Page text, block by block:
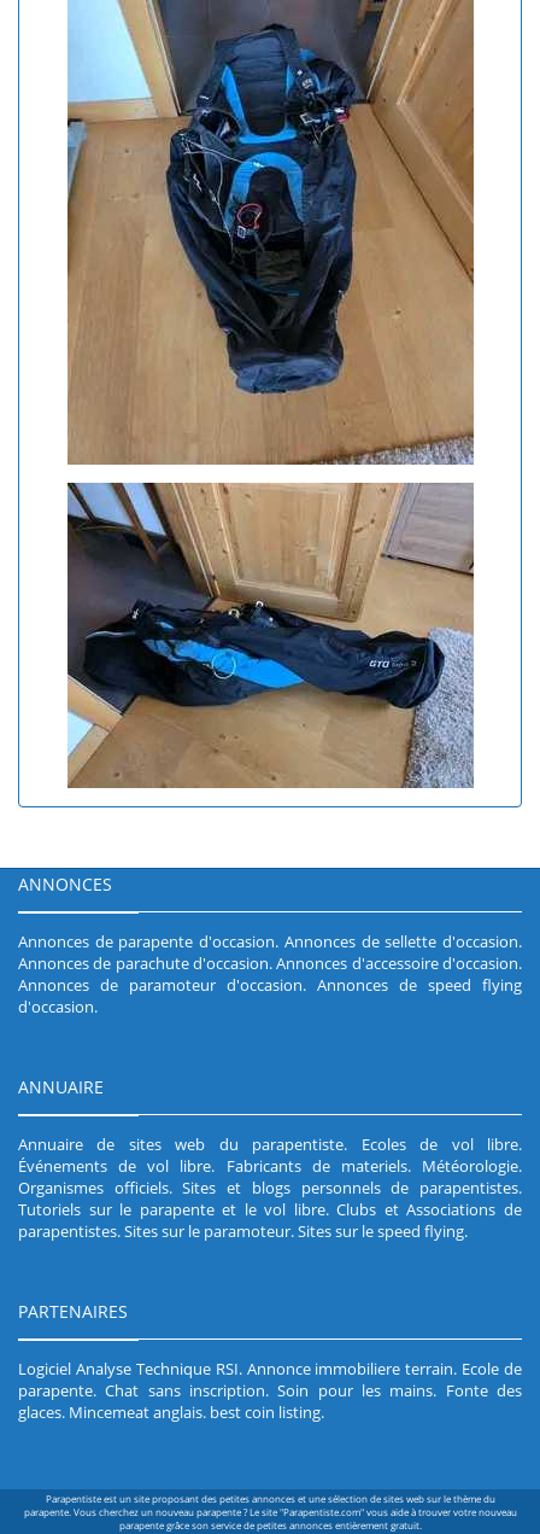
ANNONCES
Annonces de parapente d'occasion. Annonces de sellette d'occasion.
Annonces de parachute d'occasion.Annonces d'accessoire d'occasion.
Annonces de paramoteur d'occasion. Annonces de speed flying
d'occasion.
ANNUAIRE
Annuaire de sites web du parapentiste. Ecoles de vol libre.
Événements de vol libre. Fabricants de materiels. Météorologie.
Organismes officiels.Sites et blogs personnels de parapentistes.
Tutoriels sur le parapente et le vol libre.Clubs et Associations de
parapentistes.Sites sur le paramoteur.Sites sur le speed flying.
PARTENAIRES
Logiciel Analyse Technique RSI. Annonce immobiliere terrain. Ecole de
parapente.Chat sans inscription.Soin pour les mains. Fonte des
glaces. Mincemeat anglais. best coin listing.
Parapentiste est un site proposant des petites annonces et une sélection de sites web sur le thème du
parapente. Vous cherchez un nouveau parapente ? Le site "Parapentiste.com" vous aide à trouver votre nouveau
parapente grâce son service de petites annonces entièrement gratuit.